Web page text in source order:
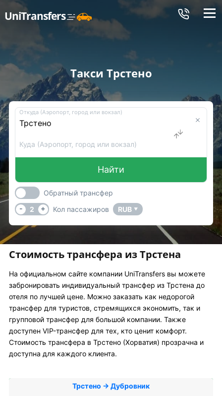
UniTransfers Меню
Такси Трстено
Откуда (Аэропорт, город или вокзал)
Куда (Аэропорт, город или вокзал)
Найти
Обратный трансфер
-
2 + Кол пассажиров RUB ▼
Стоимость трансфера из Трстена
На официальном сайте компании UniTransfers вы можете
забронировать индивидуальный трансфер из Трстена до
отеля по лучшей цене. Можно заказать как недорогой
трансфер для туристов, стремящихся экономить, так и
групповой трансфер для большой компании. Также
доступен VIP-трансфер для тех, кто ценит комфорт.
Стоимость трансфера в Трстено (Хорватия) прозрачна и
доступна для каждого клиента.
Трстено → Дубровник